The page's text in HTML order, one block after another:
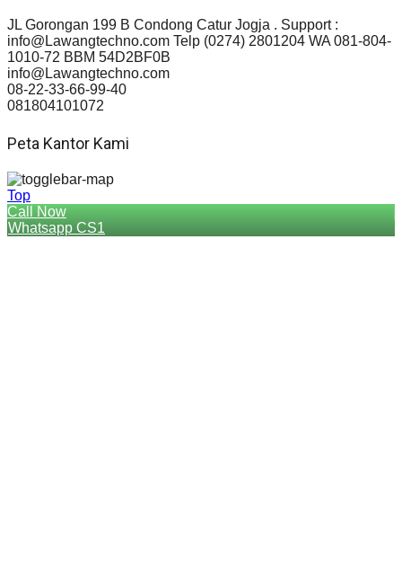
JL Gorongan 199 B Condong Catur Jogja . Support :
info@Lawangtechno.com Telp (0274) 2801204 WA 081-804-
1010-72 BBM 54D2BF0B
info@Lawangtechno.com
08-22-33-66-99-40
081804101072
Peta Kantor Kami
Top
Call Now
Whatsapp CS1